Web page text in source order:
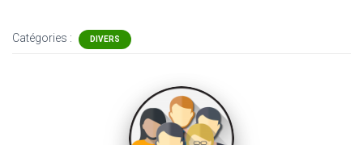
Catégories : DIVERS